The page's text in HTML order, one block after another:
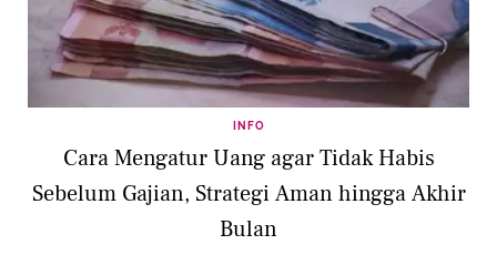
INFO
Cara Mengatur Uang agar Tidak Habis
Sebelum Gajian, Strategi Aman hingga Akhir
Bulan